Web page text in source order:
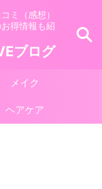
ミ（感想）
得情報も紹
ブログ
メイク
ヘアケア